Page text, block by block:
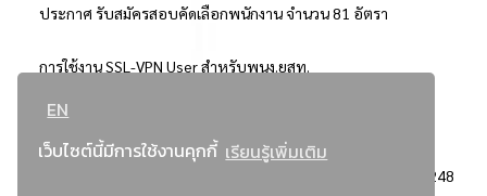
EN
เว็บไซต์นี้มีการใช้งานคุกกี้ เรียนรู้เพิ่มเติม
ประกาศ รับสมัครสอบคัดเลือกพนักงาน จำนวน 81 อัตรา
การใช้งาน SSL-VPN User สำหรับพนง.ยสท.
..ยอดนิยม..
3248